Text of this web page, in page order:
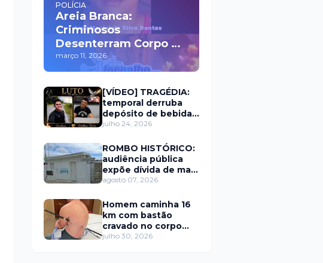
POLÍCIA
Areia Branca:
Criminosos
Desenterram Corpo de
Homem e Ateiam
Fogo em Cemitério
março 11, 2026
[VÍDEO] TRAGÉDIA:
temporal derruba
depósito de bebidas
e mata dois homens
julho 24, 2026
ROMBO HISTÓRICO:
audiência pública
expõe dívida de mais
de R$ 11 milhões
Itaú RN
agosto 07, 2026
Homem caminha 16
km com bastão
cravado no corpo
após queda
julho 30, 2026